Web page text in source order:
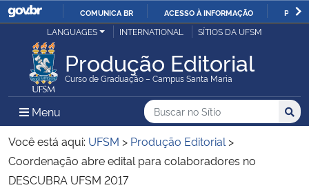
IR
O
COMUNICA BR ACESSO À INFORMAÇÃO
Ministério da Justiça e Segurança Pública
Ministério da Defesa
Ministério das Relações Exteriores
Ministério da Economia
LANGUAGES INTERNATIONAL SÍTIOS DA UFSM
Produção Editorial
Curso de Graduação – Campus Santa Maria
Menu Menu Principal do Sítio
Busca
Buscar no no Sítio
Busca:
Você está aqui: UFSM > Produção Editorial >
Coordenação abre edital para colaboradores no
DESCUBRA UFSM 2017